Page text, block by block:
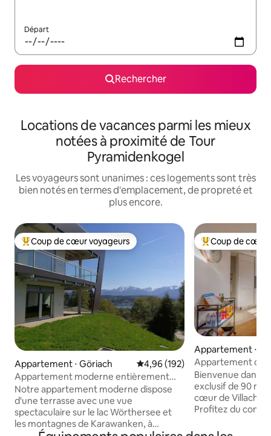
Départ
Rechercher
Locations de vacances parmi les mieux
notées à proximité de Tour
Pyramidenkogel
Les voyageurs sont unanimes : ces logements sont très
bien notés en termes d'emplacement, de propreté et
plus encore.
Coups de cœur voyageurs les plus appréciés
Coup de cœur voyageurs
Appartement ⋅ Göriach Évaluation moyenne sur la
4,96 (192)
Appartement moderne entièrement
neuf avec vue imprenable
Notre appartement moderne dispose
d'une terrasse avec une vue
spectaculaire sur le lac Wörthersee et
les montagnes de Karawanken, à
Coups de cœur
Coup de cœur
Appartement ⋅
Appartement de
Bienvenue dans
exclusif de 90 m²
cœur de Villach
Profitez du
moderne